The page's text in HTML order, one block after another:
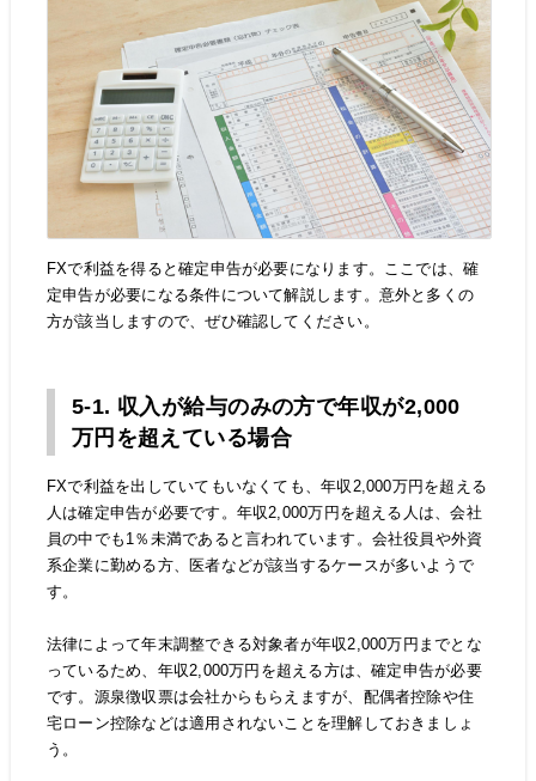
FXで利益を得ると確定申告が必要になります。ここでは、確
定申告が必要になる条件について解説します。意外と多くの
方が該当しますので、ぜひ確認してください。
5-1. 収入が給与のみの方で年収が2,000
万円を超えている場合
FXで利益を出していてもいなくても、年収2,000万円を超える
人は確定申告が必要です。年収2,000万円を超える人は、会社
員の中でも1％未満であると言われています。会社役員や外資
系企業に勤める方、医者などが該当するケースが多いようで
す。
法律によって年末調整できる対象者が年収2,000万円までとな
っているため、年収2,000万円を超える方は、確定申告が必要
です。源泉徴収票は会社からもらえますが、配偶者控除や住
宅ローン控除などは適用されないことを理解しておきましょ
う。